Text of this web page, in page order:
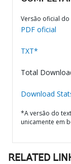
Versão oficial
PDF oficial
TXT*
Total
Download
*A versão do
unicamente em
RELATED